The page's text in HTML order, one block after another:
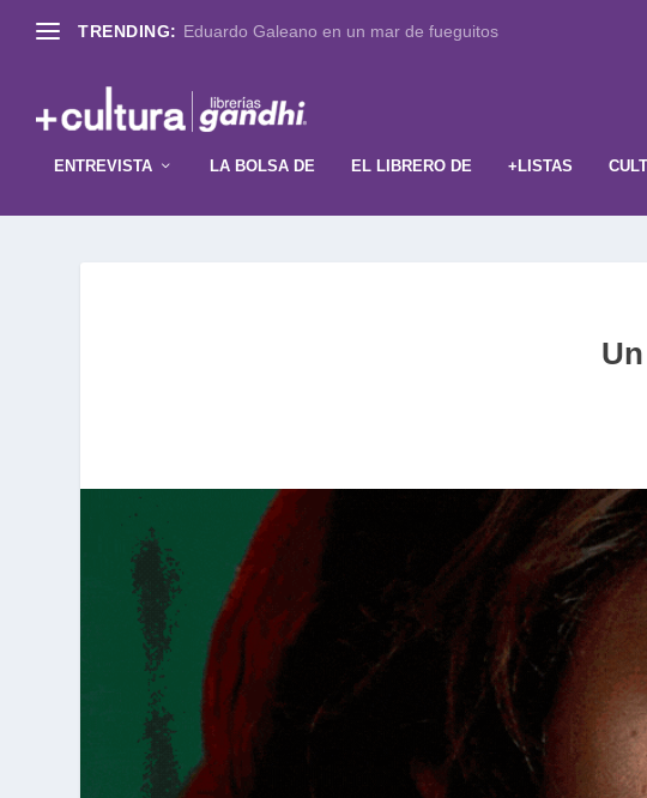
TRENDING: Eduardo Galeano en un mar de fueguitos
ENTREVISTA LA BOLSA DE EL LIBRERO DE +LISTAS